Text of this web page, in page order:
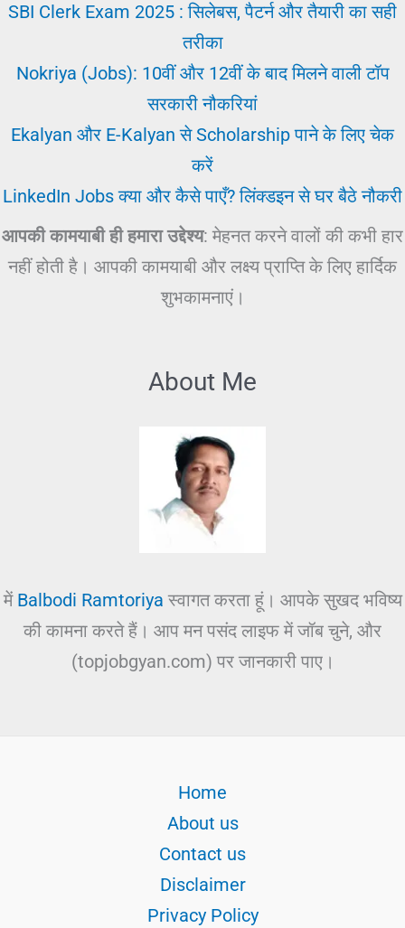
SBI Clerk Exam 2025 : सिलेबस, पैटर्न और तैयारी का सही
तरीका
Nokriya (Jobs): 10वीं और 12वीं के बाद मिलने वाली टॉप
सरकारी नौकरियां
Ekalyan और E-Kalyan से Scholarship पाने के लिए चेक
करें
LinkedIn Jobs क्या और कैसे पाएँ? लिंक्डइन से घर बैठे नौकरी
आपकी कामयाबी ही हमारा उद्देश्य: मेहनत करने वालों की कभी हार
नहीं होती है। आपकी कामयाबी और लक्ष्य प्राप्ति के लिए हार्दिक
शुभकामनाएं।
About Me
में Balbodi Ramtoriya स्वागत करता हूं। आपके सुखद भविष्य
की कामना करते हैं। आप मन पसंद लाइफ में जॉब चुने, और
(topjobgyan.com) पर जानकारी पाए।
Home
About us
Contact us
Disclaimer
Privacy Policy